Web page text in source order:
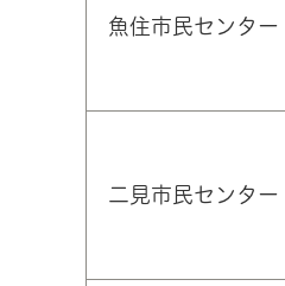
魚住市民センター
二見市民センター